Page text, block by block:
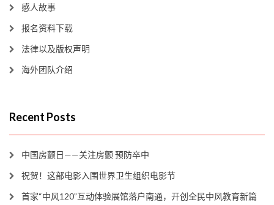
感人故事
报名资料下载
法律以及版权声明
海外团队介绍
Recent Posts
中国房颤日——关注房颤 预防卒中
祝贺！这部电影入围世界卫生组织电影节
首家“中风120”互动体验展馆落户南通，开创全民中风教育新篇